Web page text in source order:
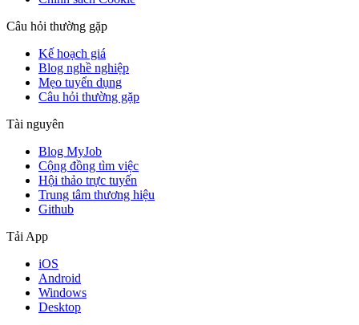
Câu hỏi thường gặp
Kế hoạch giá
Blog nghề nghiệp
Mẹo tuyển dụng
Câu hỏi thường gặp
Tài nguyên
Blog MyJob
Cộng đồng tìm việc
Hội thảo trực tuyến
Trung tâm thương hiệu
Github
Tải App
iOS
Android
Windows
Desktop